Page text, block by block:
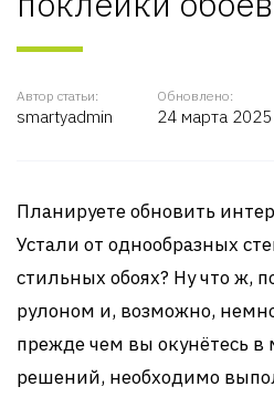
Автор статьи:
smartyadmin
Обновлено:
24 марта 2025
Планируете обновить
Устали от однообразных
стильных обоях? Ну что ж,
рулоном и, возможно,
прежде чем вы окунётесь
решений, необходимо